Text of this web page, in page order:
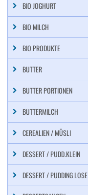
BIO JOGHURT
BIO MILCH
BIO PRODUKTE
BUTTER
BUTTER PORTIONEN
BUTTERMILCH
CEREALIEN / MÜSLI
DESSERT / PUDD.KLEIN
DESSERT / PUDDING LOSE